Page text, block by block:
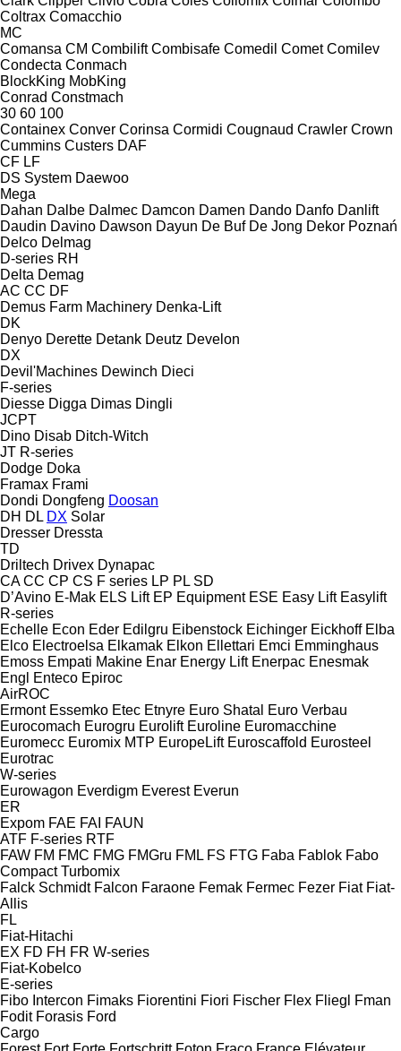
Coltrax Comacchio
MC
Comansa CM Combilift Combisafe Comedil Comet Comilev
Condecta Conmach
BlockKing MobKing
Conrad Constmach
30 60 100
Containex Conver Corinsa Cormidi Cougnaud Crawler Crown
Cummins Custers DAF
CF LF
DS System Daewoo
Mega
Dahan Dalbe Dalmec Damcon Damen Dando Danfo Danlift
Daudin Davino Dawson Dayun De Buf De Jong Dekor Poznań
Delco Delmag
D-series RH
Delta Demag
AC CC DF
Demus Farm Machinery Denka-Lift
DK
Denyo Derette Detank Deutz Develon
DX
Devil'Machines Dewinch Dieci
F-series
Diesse Digga Dimas Dingli
JCPT
Dino Disab Ditch-Witch
JT R-series
Dodge Doka
Framax Frami
Dondi Dongfeng Doosan
DH DL DX Solar
Dresser Dressta
TD
Driltech Drivex Dynapac
CA CC CP CS F series LP PL SD
D’Avino E-Mak ELS Lift EP Equipment ESE Easy Lift Easylift
R-series
Echelle Econ Eder Edilgru Eibenstock Eichinger Eickhoff Elba
Elco Electroelsa Elkamak Elkon Ellettari Emci Emminghaus
Emoss Empati Makine Enar Energy Lift Enerpac Enesmak
Engl
Enteco Epiroc
AirROC
Ermont Essemko Etec Etnyre Euro Shatal
Euro Verbau
Eurocomach Eurogru Eurolift Euroline Euromacchine
Euromecc Euromix MTP EuropeLift Euroscaffold Eurosteel
Eurotrac
W-series
Eurowagon Everdigm Everest Everun
ER
Expom FAE FAI FAUN
ATF F-series RTF
FAW FM FMC FMG FMGru FML FS FTG Faba Fablok Fabo
Compact Turbomix
Falck Schmidt Falcon Faraone Femak Fermec Fezer Fiat Fiat-
Allis
FL
Fiat-Hitachi
EX FD FH FR W-series
Fiat-Kobelco
E-series
Fibo Intercon Fimaks Fiorentini Fiori Fischer Flex Fliegl
Fman
Fodit Forasis Ford
Cargo